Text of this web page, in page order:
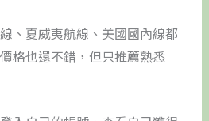
、夏威夷航線、美國國內線都
格也還不錯，但只推薦熟悉